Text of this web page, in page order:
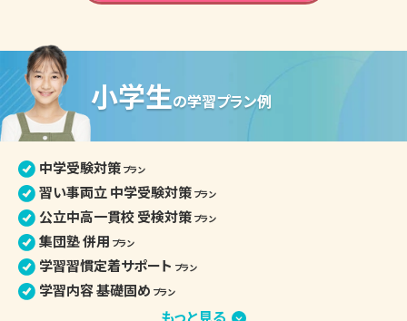
高校学習先取り プラン
中学生の個別指導詳細
小学生の学習プラン例
中学受験対策 プラン
習い事両立 中学受験対策 プラン
公立中高一貫校 受検対策 プラン
集団塾 併用 プラン
学習習慣定着サポート プラン
学習内容 基礎固め プラン
苦手克服 習い事両立プラン
もっと見る